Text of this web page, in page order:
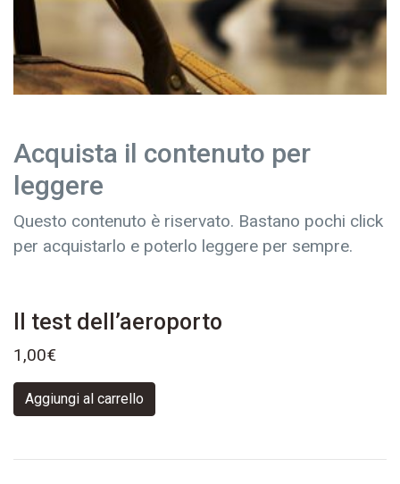
Acquista il contenuto per
leggere
Questo contenuto è riservato. Bastano pochi click
per acquistarlo e poterlo leggere per sempre.
Il test dell’aeroporto
1,00€
Aggiungi al carrello